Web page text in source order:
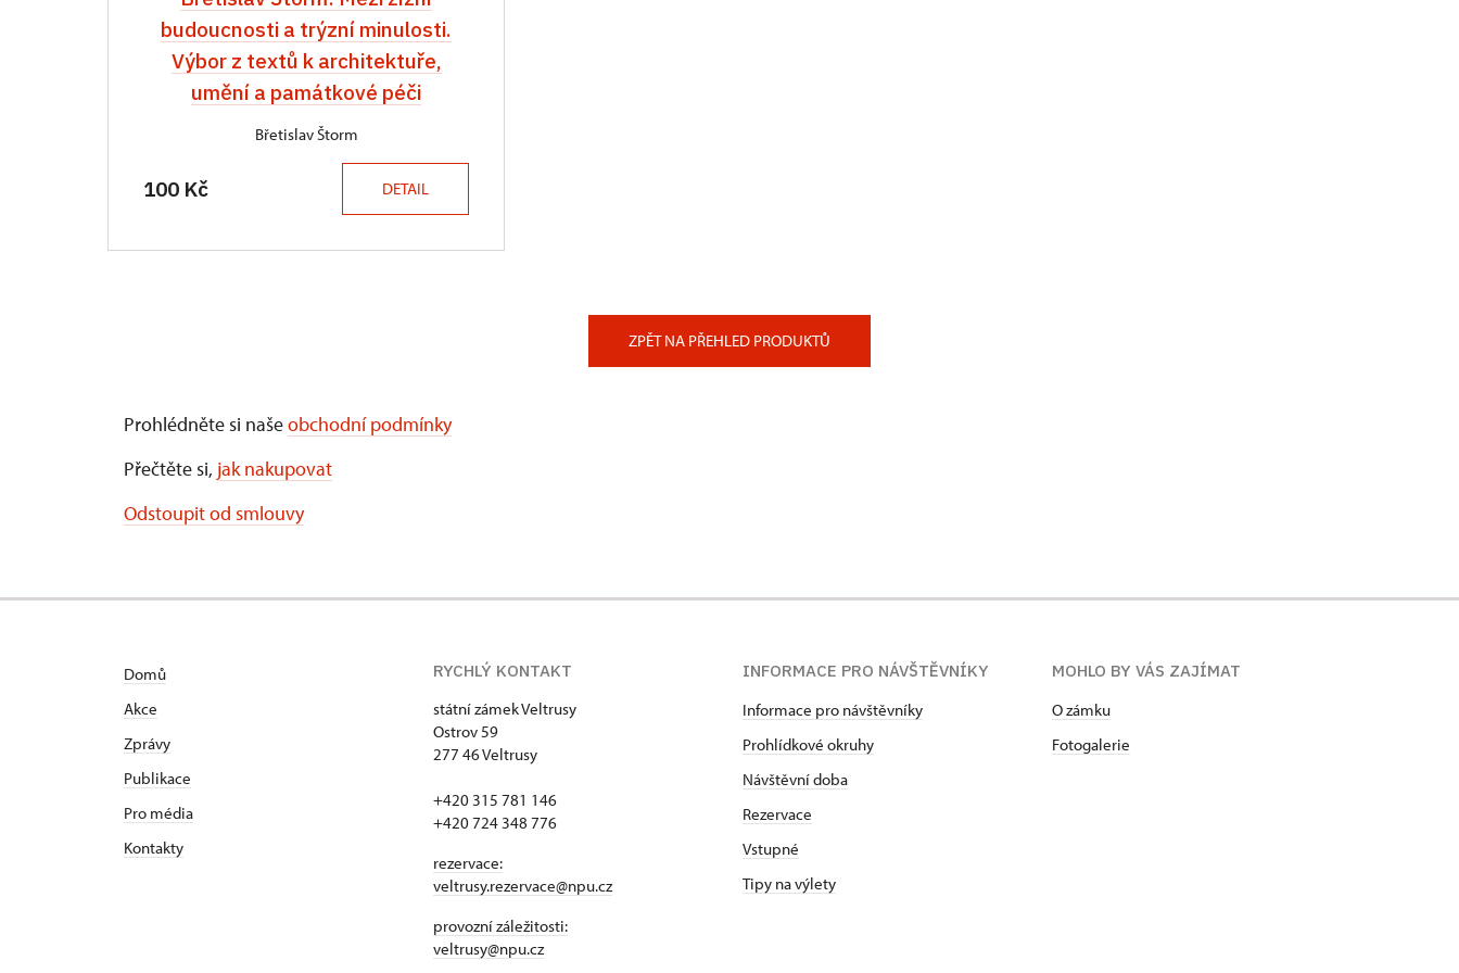
budoucnosti a trýzní minulosti.
Výbor z textů k architektuře,
umění a památkové péči
Břetislav Štorm
100 Kč DETAIL
ZPĚT NA PŘEHLED PRODUKTŮ
Prohlédněte si našeobchodní podmínky
Přečtěte si, jak nakupovat
Odstoupit od smlouvy
Domů
Akce
Zprávy
Publikace
Pro média
Kontakty
RYCHLÝ KONTAKT
státní zámek Veltrusy
Ostrov 59
277 46 Veltrusy
+420 315 781 146
+420 724 348 776
rezervace:
veltrusy.rezervace@npu.cz
provozní záležitosti:
veltrusy@npu.cz
INFORMACE PRO NÁVŠTĚVNÍKY
Informace pro návštěvníky
Prohlídkové okruhy
Návštěvní doba
Rezervace
Vstupné
Tipy na výlety
MOHLO BY VÁS ZAJÍMAT
O zámku
Fotogalerie